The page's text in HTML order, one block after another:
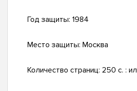
Год защиты: 1984
Место защиты: Москва
Количество страниц: 250 c. : ил